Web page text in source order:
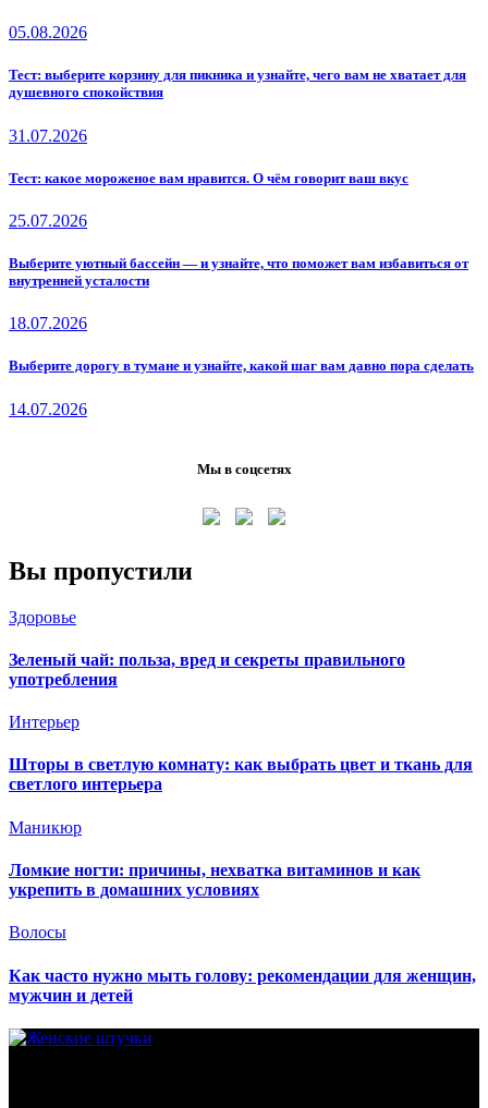
05.08.2026
Тест: выберите корзину для пикника и узнайте, чего вам не хватает для
душевного спокойствия
31.07.2026
Тест: какое мороженое вам нравится. О чём говорит ваш вкус
25.07.2026
Выберите уютный бассейн — и узнайте, что поможет вам избавиться от
внутренней усталости
18.07.2026
Выберите дорогу в тумане и узнайте, какой шаг вам давно пора сделать
14.07.2026
Мы в соцсетях
Вы пропустили
Здоровье
Зеленый чай: польза, вред и секреты правильного
употребления
Интерьер
Шторы в светлую комнату: как выбрать цвет и ткань для
светлого интерьера
Маникюр
Ломкие ногти: причины, нехватка витаминов и как
укрепить в домашних условиях
Волосы
Как часто нужно мыть голову: рекомендации для женщин,
мужчин и детей